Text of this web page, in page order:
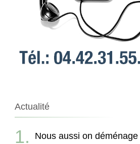
Actualité
Nous aussi on déménage